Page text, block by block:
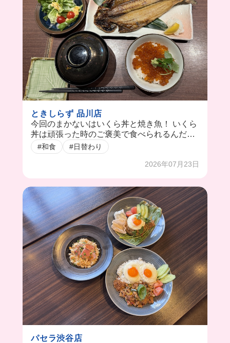
ときしらず 品川店
今回のまかないはいくら丼と焼き魚！ いくら
丼は頑張った時のご褒美で食べられるんだっ
て！ 普段は焼き魚や海鮮物が多いみたい🥹🐟
#和食 #日替わり
2026年07月23日
パセラ渋谷店